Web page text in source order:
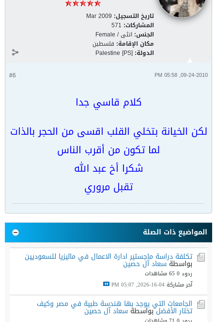
تاريخ التسجيل: Mar 2009
المشاركات: 571
الجنس: انثى / Female
مكان الإقامة: فلسطين
الدولة: Palestine [PS]
#6 09-24-2010, 05:58 PM
كلام قاسي جدا
لكن الخيانة بتخلي القلب اقسى من الحجر بالذات
لما تكون من أقرب الناس
شكرا أخ عبد الله
تقبل مروري
المواضيع ذات الصلة
تكلفة دراسة ماجستير ادارة الاعمال في ماليزيا للسعوديين
بواسطةسعاد آل حصين
ردود 0
65 مشاهدات
آخر مشاركة04-16-2026, 05:07 PM
الجامعات التي يوجد بها هندسة طبية في مصر وكيف
تختار الأفضلبواسطة سعاد آل حصين